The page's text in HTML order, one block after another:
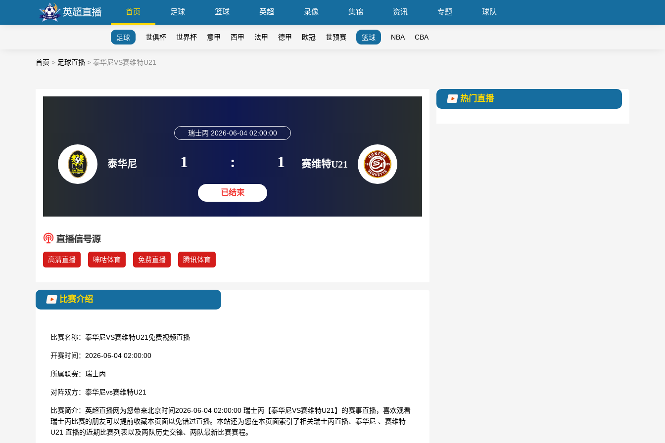
首页 足球 篮球 英超 录像 集锦 资讯 专题 球队
足球 世俱杯 世界杯 意甲 西甲 法甲 德甲 欧冠 世预赛 篮球 NBA CBA
首页 > 足球直播 > 泰华尼VS赛维特U21
泰华尼
瑞士丙 2026-06-04 02:00:00
1 : 1
已结束
赛维特U21
高清直播 咪咕体育 免费直播 腾讯体育
比赛介绍
比赛名称： 泰华尼VS赛维特U21免费视频直播
开赛时间： 2026-06-04 02:00:00
所属联赛： 瑞士丙
对阵双方： 泰华尼vs赛维特U21
比赛简介： 英超直播网为您带来北京时间2026-06-04 02:00:00 瑞士丙【泰华尼VS赛维特U21】的赛事直播，喜欢观看
瑞士丙比赛的朋友可以提前收藏本页面以免错过直播。本站还为您在本页面索引了相关瑞士丙直播、泰华尼 、赛维特
U21 直播的近期比赛列表以及两队历史交锋、两队最新比赛赛程。
热门直播